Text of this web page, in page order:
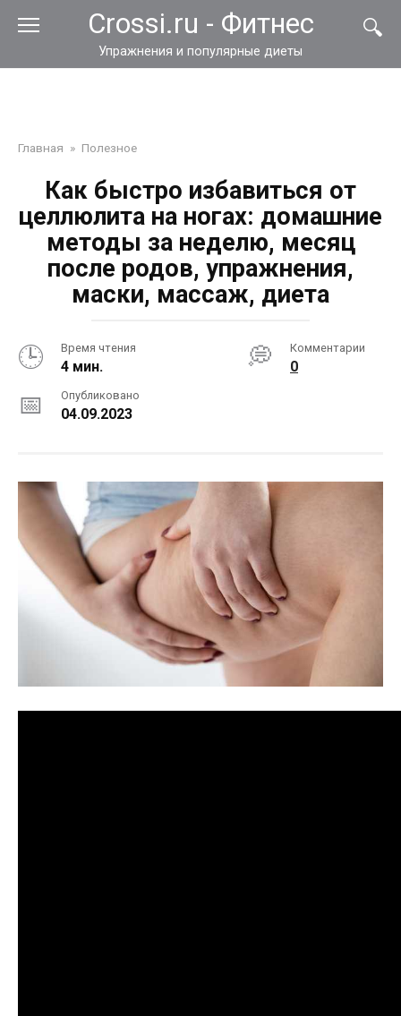
Crossi.ru - Фитнес
Упражнения и популярные диеты
Главная » Полезное
Как быстро избавиться от
целлюлита на ногах: домашние
методы за неделю, месяц
после родов, упражнения,
маски, массаж, диета
Время чтения
4 мин.
Комментарии
0
Опубликовано
04.09.2023